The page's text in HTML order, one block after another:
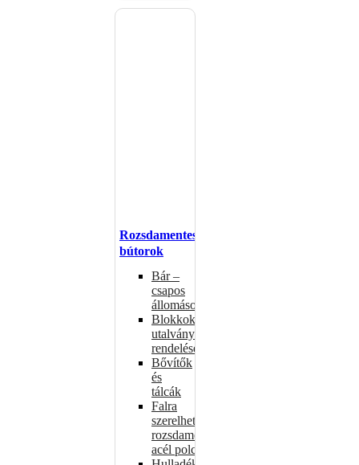
Rozsdamentes
bútorok
Bár –
csapos
állomások
Blokkok
utalványokhoz,
rendelésekhez
Bővítők
és
tálcák
Falra
szerelhető
rozsdamentes
acél polcok